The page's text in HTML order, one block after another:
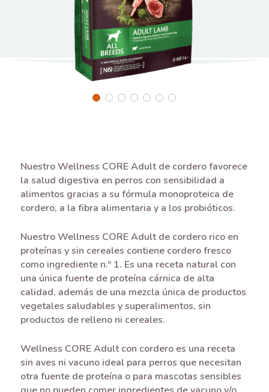
Nuestro Wellness CORE Adult de cordero favorece
la salud digestiva en perros con sensibilidad a
alimentos gracias a su fórmula monoproteica de
cordero, a la fibra alimentaria y a los probióticos.
Nuestro Wellness CORE Adult de cordero rico en
proteínas y sin cereales contiene cordero fresco
como ingrediente n.º 1. Es una receta natural con
una única fuente de proteína cárnica de alta
calidad, además de una mezcla única de productos
vegetales saludables y superalimentos, sin
productos de relleno ni cereales.
Wellness CORE Adult con cordero es una receta
sin aves ni vacuno ideal para perros que necesitan
otra fuente de proteína o para mascotas sensibles